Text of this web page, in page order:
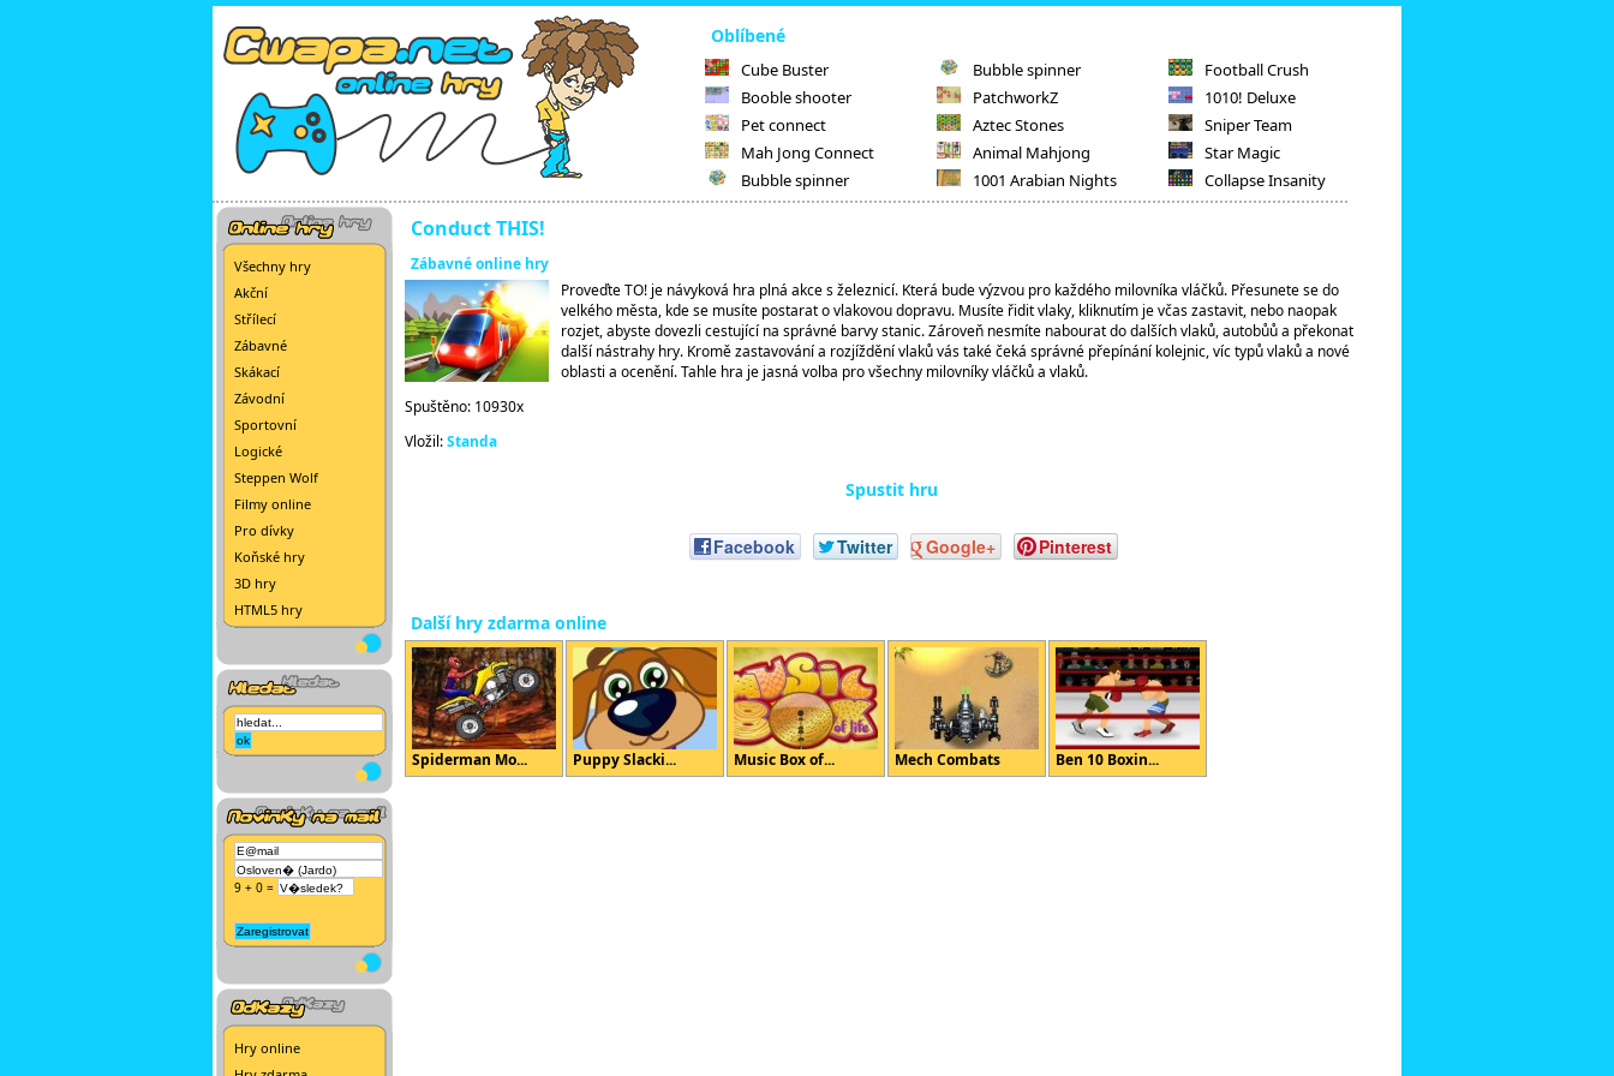
Oblíbené
Cube Buster
Booble shooter
Pet connect
Mah Jong Connect
Bubble spinner
Bubble spinner
PatchworkZ
Aztec Stones
Animal Mahjong
1001 Arabian Nights
Football Crush
1010! Deluxe
Sniper Team
Star Magic
Collapse Insanity
Všechny hry
Akční
Střílecí
Zábavné
Skákací
Závodní
Sportovní
Logické
Steppen Wolf
Filmy online
Pro dívky
Koňské hry
3D hry
HTML5 hry
9 + 0 =
Hry online
Conduct THIS!
Zábavné online hry
Proveďte TO! je návyková hra plná akce s železnicí. Která bude výzvou pro každého milovníka vláčků. Přesunete se do
velkého města, kde se musíte postarat o vlakovou dopravu. Musíte řidit vlaky, kliknutím je včas zastavit, nebo naopak
rozjet, abyste dovezli cestující na správné barvy stanic. Zároveň nesmíte nabourat do dalších vlaků, autobůů a překonat
další nástrahy hry. Kromě zastavování a rozjíždění vlaků vás také čeká správné přepínání kolejnic, víc typů vlaků a nové
oblasti a ocenění. Tahle hra je jasná volba pro všechny milovníky vláčků a vlaků.
Spuštěno: 10930x
Vložil:Standa
Spustit hru
Facebook Twitter Google+ Pinterest
Další hry zdarma online
Spiderman Mo... Puppy Slacki... Music Box of... Mech Combats Ben 10 Boxin...